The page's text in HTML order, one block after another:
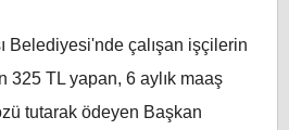
Belediyesi'nde çalışan işçilerin
325 TL yapan, 6 aylık maaş
tutarak ödeyen Başkan